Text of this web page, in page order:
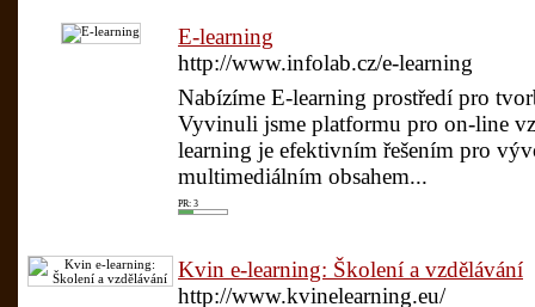
E-learning
http://www.infolab.cz/e-learning
Nabízíme E-learning prostředí pro
Vyvinuli jsme platformu pro on-line
learning je efektivním řešením pro
multimediálním obsahem...
PR: 3
Kvin e-learning: Školení a vzdělávání
http://www.kvinelearning.eu/